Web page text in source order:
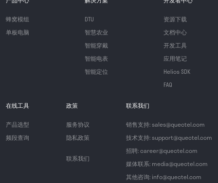
蜂窝模组
单板电脑
DTU
智慧农业
智能穿戴
智能电表
智能定位
资源下载
文档中心
开发工具
应用笔记
Helios SDK
FAQ
在线工具
产品选型
频段查询
政策
服务协议
隐私政策
联系我们
联系我们
销售支持: sales@quectel.com
技术支持: support@quectel.com
招聘: career@quectel.com
媒体联系: media@quectel.com
其他咨询: info@quectel.com